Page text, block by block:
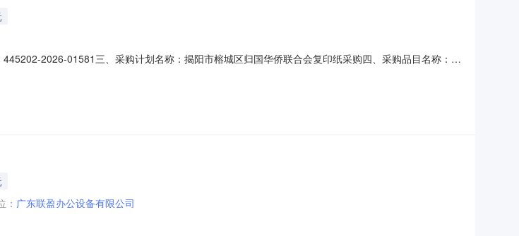
2026-01581三、采购计划名称：揭阳市榕城区归国华侨联合会复印纸采购四、采购品目名称：复
： 广东联盈办公设备有限公司